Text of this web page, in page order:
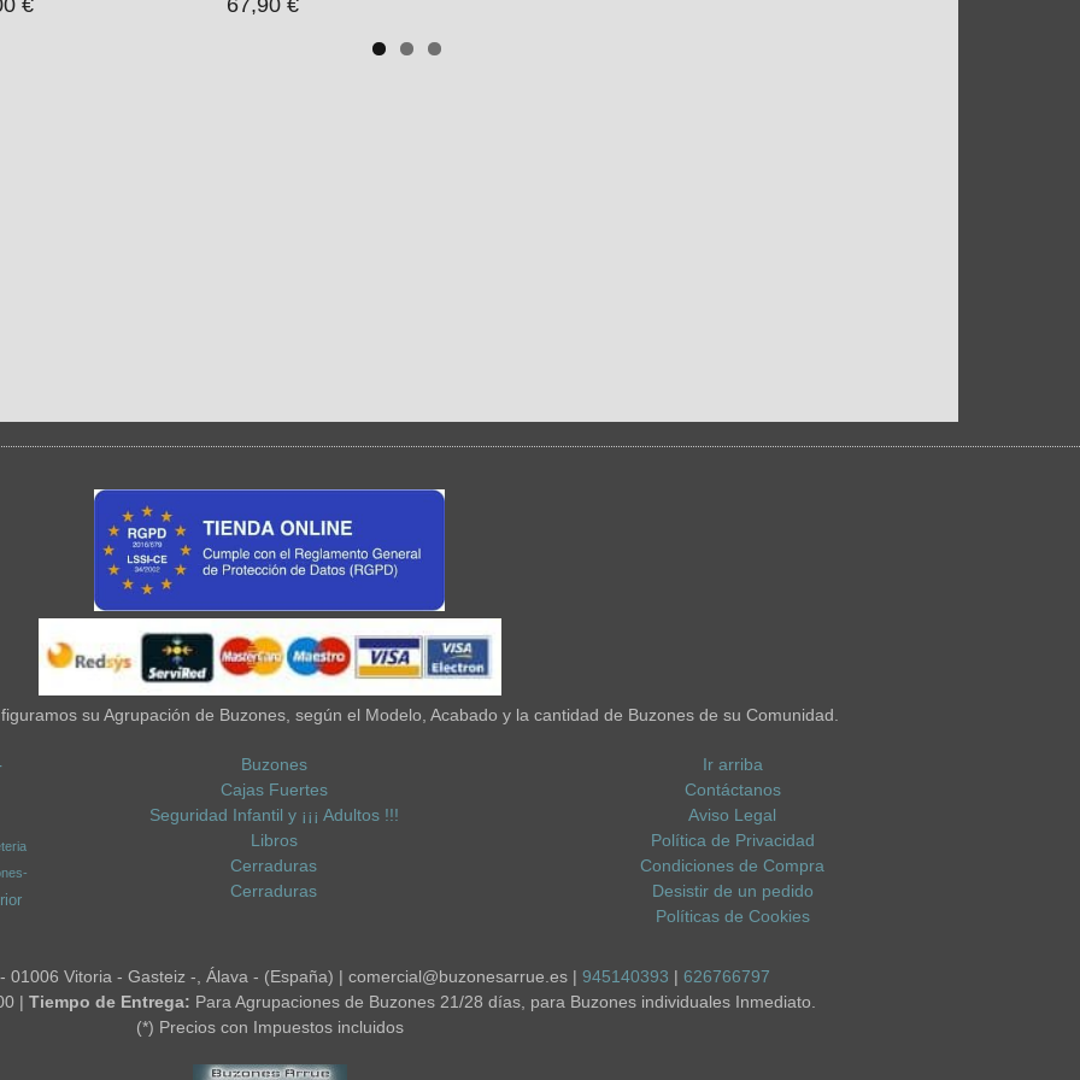
su Agrupación de Buzones, según el Modelo, Acabado y la cantidad de Buzones de su Comunidad.
Buzones
Cajas Fuertes
Seguridad Infantil y ¡¡¡ Adultos !!!
Libros
Cerraduras
Cerraduras
Ir arriba
Contáctanos
Aviso Legal
Política de Privacidad
Condiciones de Compra
Desistir de un pedido
Políticas de Cookies
01006 Vitoria - Gasteiz -, Álava - (España) | comercial@buzonesarrue.es |945140393 |626766797
|Tiempo de Entrega: Para Agrupaciones de Buzones 21/28 días, para Buzones individuales Inmediato.
(*) Precios con Impuestos incluidos